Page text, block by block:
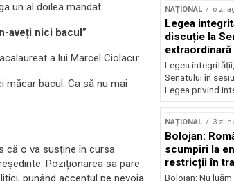
un al doilea mandat.
aveți nici bacul”
a lui Marcel Ciolacu:
măcar bacul. Ca să nu mai
că o va susține în cursa
Poziționarea sa pare
punând accentul pe nevoia
NAȚIONAL o zi
Legea
discuție la
extraordinară
Legea
Senatului în
Legea privind
NAȚIONAL 3 zile
Bolojan:
scumpiri la
restricții în
Bolojan: Nu